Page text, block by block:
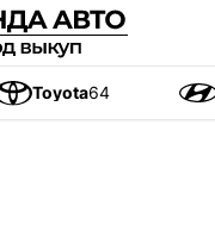
Toyota64